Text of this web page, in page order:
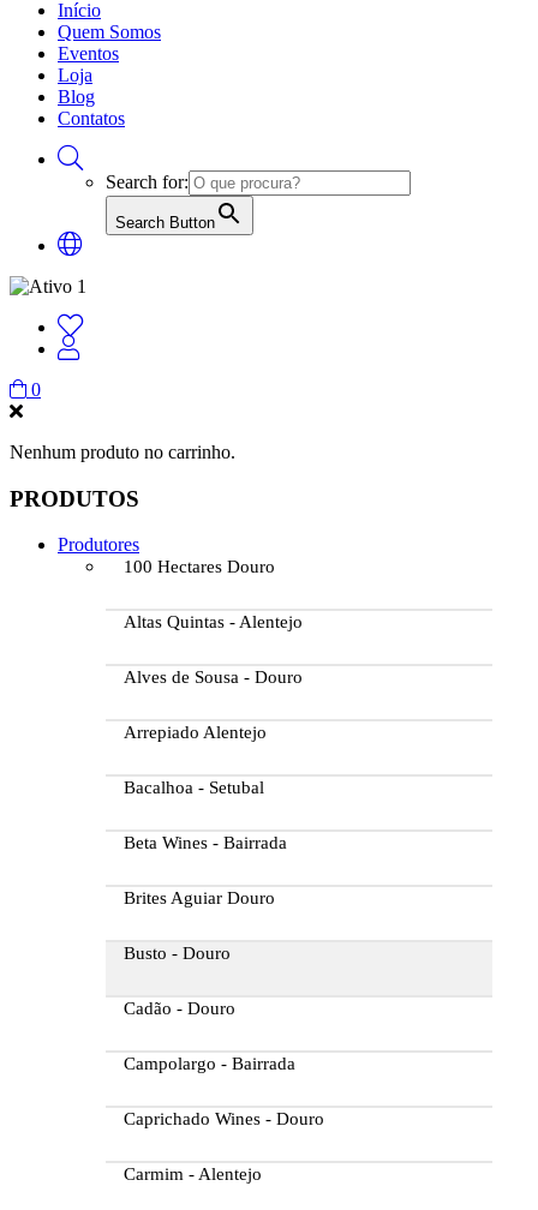
Início
Quem Somos
Eventos
Loja
Blog
Contatos
Search for:
Search Button
0
Nenhum produto no carrinho.
PRODUTOS
Produtores
100 Hectares Douro
Altas Quintas - Alentejo
Alves de Sousa - Douro
Arrepiado Alentejo
Bacalhoa - Setubal
Beta Wines - Bairrada
Brites Aguiar Douro
Busto - Douro
Cadão - Douro
Campolargo - Bairrada
Caprichado Wines - Douro
Carmim - Alentejo